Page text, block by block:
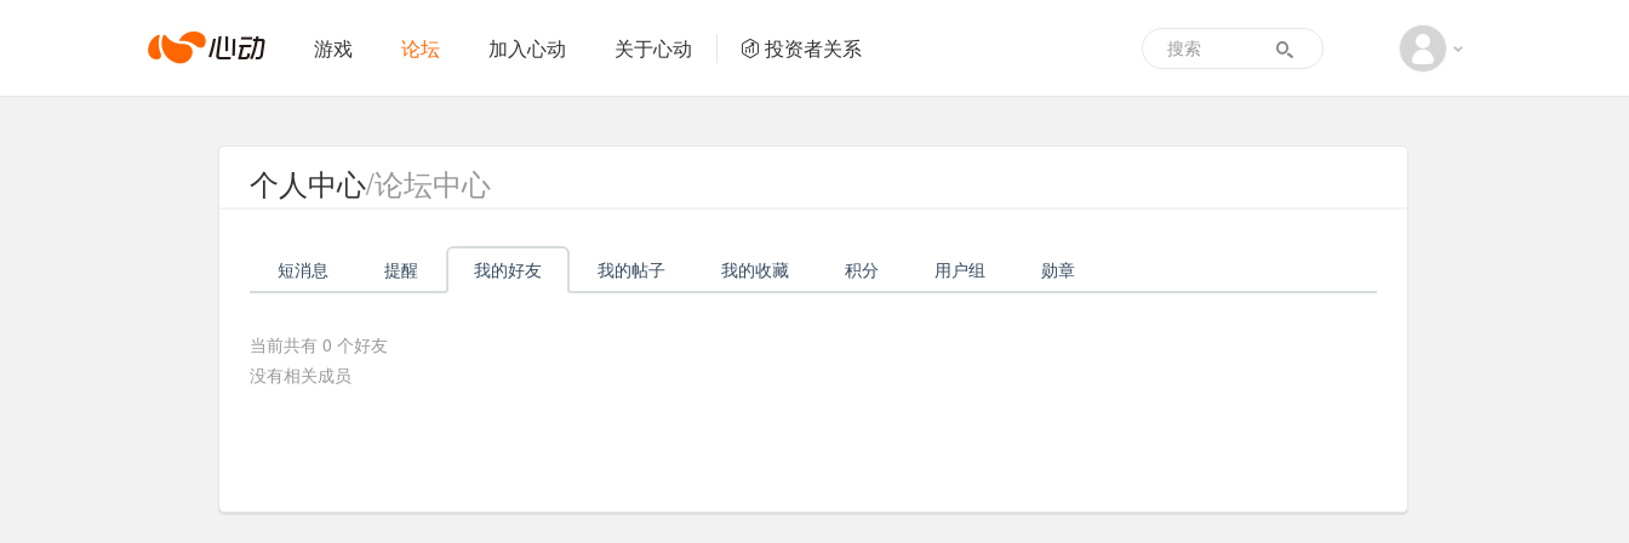
心
动
络
游戏 论坛 加入心动 关于心动 投资者关系
个人中心/论坛中心
短消息 提醒 我的好友 我的帖子 我的收藏 积分 用户组 勋章
当前共有 0 个好友
没有相关成员